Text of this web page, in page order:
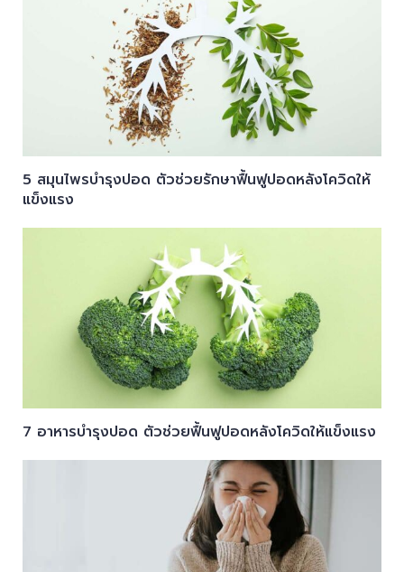
5 สมุนไพรบำรุงปอด ตัวช่วยรักษาฟื้นฟูปอดหลังโควิดให้
แข็งแรง
7 อาหารบำรุงปอด ตัวช่วยฟื้นฟูปอดหลังโควิดให้แข็งแรง